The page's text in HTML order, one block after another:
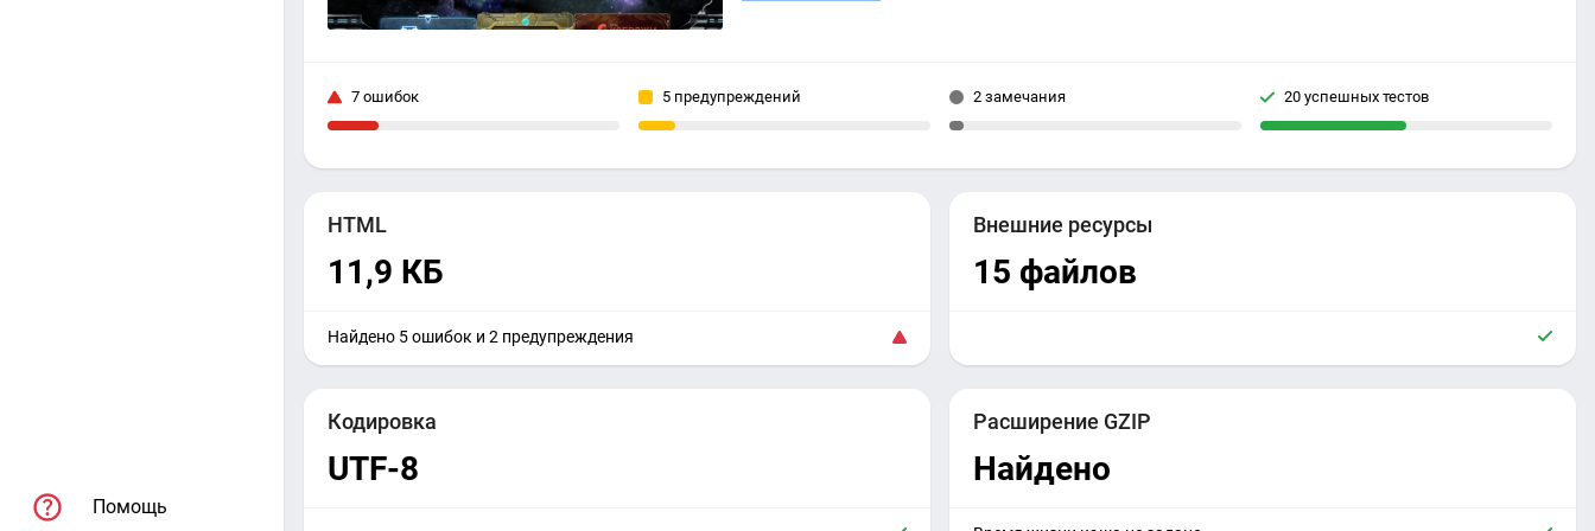
Помощь
7 ошибок 5 предупреждений 2 замечания 20 успешных тестов
HTML
11,9 КБ
Найдено 5 ошибок и 2 предупреждения
Внешние ресурсы
15 файлов
Кодировка
UTF-8
Расширение GZIP
Найдено